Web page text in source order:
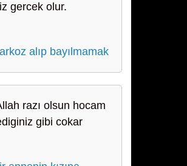
gercek olur.
alıp bayılmamak
razı olsun hocam
gibi cokar